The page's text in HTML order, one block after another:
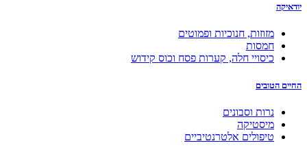
יודאיקה
מזוזות, חנוכיות ופמוטים
חמסות
כיסויי חלה, קערות פסח וכוס קידוש
החיים הטובים
נרות וסבונים
מיסטיקה
טיפולים אלטרנטיביים